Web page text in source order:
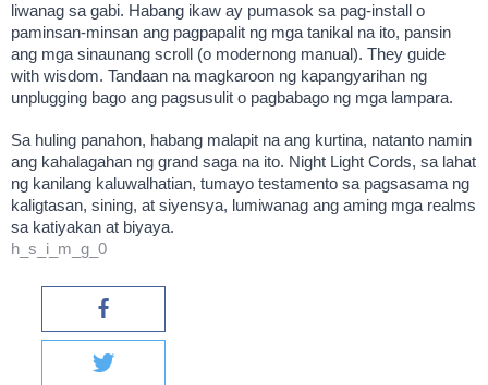
liwanag sa gabi. Habang ikaw ay pumasok sa pag-install o
paminsan-minsan ang pagpapalit ng mga tanikal na ito, pansin
ang mga sinaunang scroll (o modernong manual). They guide
with wisdom. Tandaan na magkaroon ng kapangyarihan ng
unplugging bago ang pagsusulit o pagbabago ng mga lampara.
Sa huling panahon, habang malapit na ang kurtina, natanto namin
ang kahalagahan ng grand saga na ito. Night Light Cords, sa lahat
ng kanilang kaluwalhatian, tumayo testamento sa pagsasama ng
kaligtasan, sining, at siyensya, lumiwanag ang aming mga realms
sa katiyakan at biyaya.
h_s_i_m_g_0